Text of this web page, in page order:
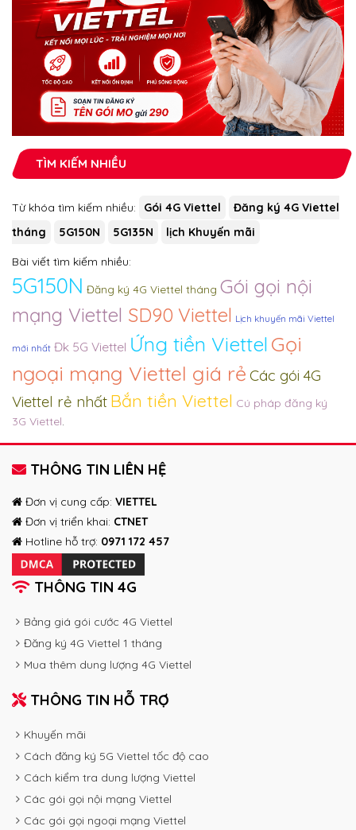
TÌM KIẾM NHIỀU
Từ khóa tìm kiếm nhiều: Gói 4G Viettel
Đăng ký 4G Viettel
tháng
5G150N 5G135N lịch Khuyến mãi
Bài viết tìm kiếm nhiều:
5G150N Đăng ký 4G Viettel tháng Gói gọi nội
mạng Viettel SD90 Viettel Lịch khuyến mãi Viettel
mới nhất Đk 5G Viettel Ứng tiền ViettelGọi
ngoại mạng Viettel giá rẻ Các gói 4G
Viettel rẻ nhất Bắn tiền Viettel Cú pháp đăng ký
3G Viettel.
THÔNG TIN LIÊN HỆ
Đơn vị cung cấp: VIETTEL
Đơn vị triển khai: CTNET
Hotline hỗ trợ: 0971 172 457
THÔNG TIN 4G
Bảng giá gói cước 4G Viettel
Đăng ký 4G Viettel 1 tháng
Mua thêm dung lượng 4G Viettel
THÔNG TIN HỖ TRỢ
Khuyến mãi
Cách đăng ký 5G Viettel tốc độ cao
Cách kiểm tra dung lượng Viettel
Các gói gọi nội mạng Viettel
Các gói gọi ngoại mạng Viettel